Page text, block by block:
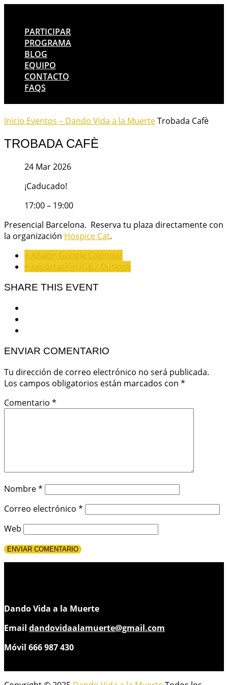
PARTICIPAR
PROGRAMA
BLOG
EQUIPO
CONTACTO
FAQS
Inicio Eventos – Dando Vida a la MuerteTrobada Cafè
TROBADA CAFÈ
24 Mar 2026
¡Caducado!
17:00 – 19:00
Presencial Barcelona. Reserva tu plaza directamente con
la organización Hospice Cat.
SHARE THIS EVENT
ENVIAR COMENTARIO
Tu dirección de correo electrónico no será publicada.
Los campos obligatorios están marcados con *
Comentario *
Nombre*
Correo electrónico *
Web
Dando Vida a la Muerte
Email dandovidaalamuerte@gmail.com
Móvil 666 987 430